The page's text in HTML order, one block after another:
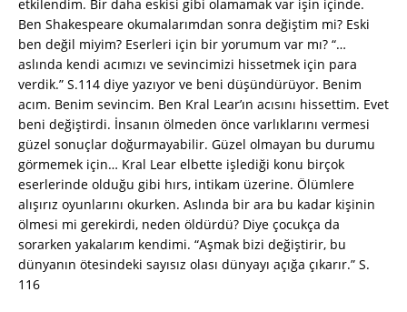
etkilendim. Bir daha eskisi gibi olamamak var işin içinde.
Ben Shakespeare okumalarımdan sonra değiştim mi? Eski
ben değil miyim? Eserleri için bir yorumum var mı? “…
aslında kendi acımızı ve sevincimizi hissetmek için para
verdik.” S.114 diye yazıyor ve beni düşündürüyor. Benim
acım. Benim sevincim. Ben Kral Lear’ın acısını hissettim. Evet
beni değiştirdi. İnsanın ölmeden önce varlıklarını vermesi
güzel sonuçlar doğurmayabilir. Güzel olmayan bu durumu
görmemek için… Kral Lear elbette işlediği konu birçok
eserlerinde olduğu gibi hırs, intikam üzerine. Ölümlere
alışırız oyunlarını okurken. Aslında bir ara bu kadar kişinin
ölmesi mi gerekirdi, neden öldürdü? Diye çocukça da
sorarken yakalarım kendimi. “Aşmak bizi değiştirir, bu
dünyanın ötesindeki sayısız olası dünyayı açığa çıkarır.” S.
116